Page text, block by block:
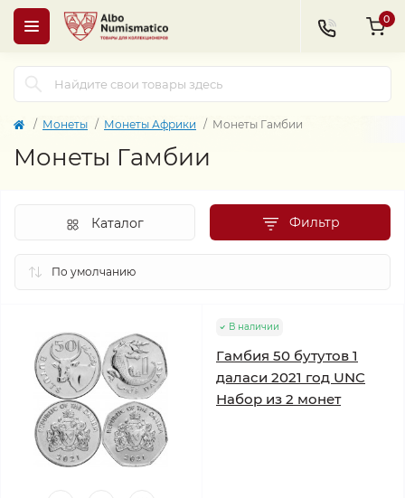
0
Монеты Монеты Африки Монеты Гамбии
Монеты Гамбии
Фильтр
Каталог
В наличии
Гамбия 50 бутутов 1
даласи 2021 год UNC
Набор из 2 монет